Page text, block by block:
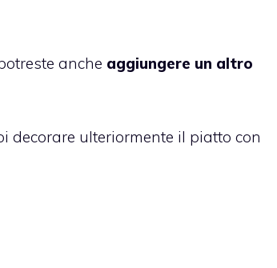
anche aggiungere un altro
decorare ulteriormente il piatto con